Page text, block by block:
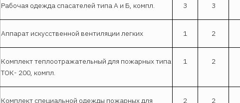
Рабочая одежда спасателей типа А и Б, компл. 3 3
Аппарат искусственной вентиляции легких 1 2
Комплект теплоотражательный для пожарных типа
ТОК- 200, компл.
1 2
Комплект специальной одежды пожарных для
2 2